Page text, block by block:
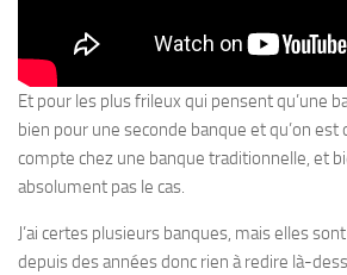
Et pour les plus frileux qui pensent qu’une
bien pour une seconde banque et qu’on est
compte chez une banque traditionnelle, et
absolument pas le cas.
J’ai certes plusieurs banques, mais elles
depuis des années donc rien à redire là-